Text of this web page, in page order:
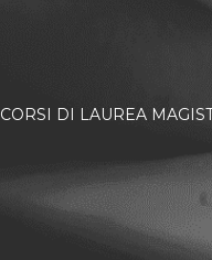
CORSI DI LAUREA